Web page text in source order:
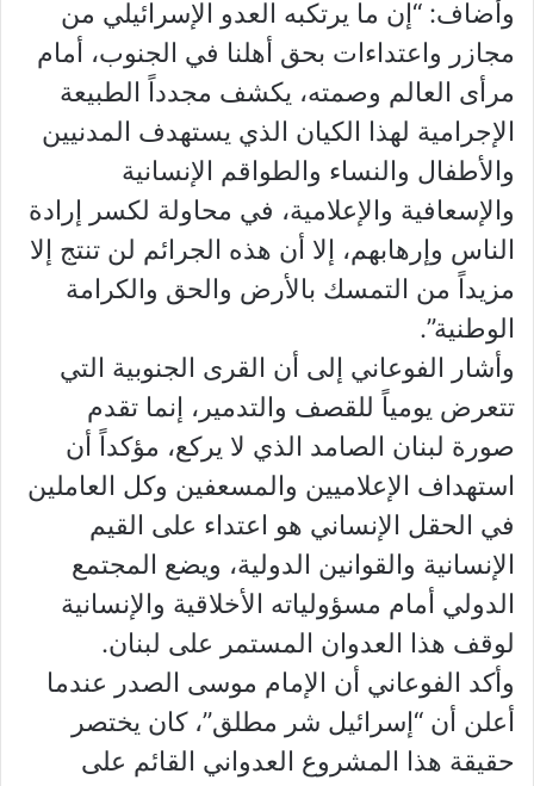
وأضاف: “إن ما يرتكبه العدو الإسرائيلي من
مجازر واعتداءات بحق أهلنا في الجنوب، أمام
مرأى العالم وصمته، يكشف مجدداً الطبيعة
الإجرامية لهذا الكيان الذي يستهدف المدنيين
والأطفال والنساء والطواقم الإنسانية
والإسعافية والإعلامية، في محاولة لكسر إرادة
الناس وإرهابهم، إلا أن هذه الجرائم لن تنتج إلا
مزيداً من التمسك بالأرض والحق والكرامة
الوطنية”.
وأشار الفوعاني إلى أن القرى الجنوبية التي
تتعرض يومياً للقصف والتدمير، إنما تقدم
صورة لبنان الصامد الذي لا يركع، مؤكداً أن
استهداف الإعلاميين والمسعفين وكل العاملين
في الحقل الإنساني هو اعتداء على القيم
الإنسانية والقوانين الدولية، ويضع المجتمع
الدولي أمام مسؤولياته الأخلاقية والإنسانية
لوقف هذا العدوان المستمر على لبنان.
وأكد الفوعاني أن الإمام موسى الصدر عندما
أعلن أن “إسرائيل شر مطلق”، كان يختصر
حقيقة هذا المشروع العدواني القائم على